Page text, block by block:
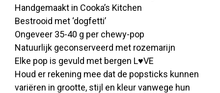
Handgemaakt in Cooka’s Kitchen
Bestrooid met ‘dogfetti’
Ongeveer 35-40 g per chewy-pop
Natuurlijk geconserveerd met rozemarijn
Elke pop is gevuld met bergen L♥VE
Houd er rekening mee dat de popsticks kunnen
variëren in grootte, stijl en kleur vanwege hun